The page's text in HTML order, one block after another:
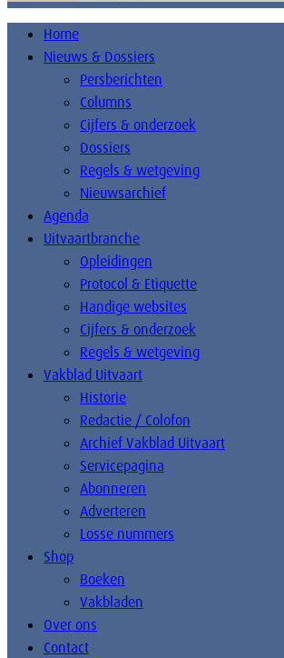
Home
Nieuws & Dossiers
Persberichten
Columns
Cijfers & onderzoek
Dossiers
Regels & wetgeving
Nieuwsarchief
Agenda
Uitvaartbranche
Opleidingen
Protocol & Etiquette
Handige websites
Cijfers & onderzoek
Regels & wetgeving
Vakblad Uitvaart
Historie
Redactie / Colofon
Archief Vakblad Uitvaart
Servicepagina
Abonneren
Adverteren
Losse nummers
Shop
Boeken
Vakbladen
Over ons
Contact